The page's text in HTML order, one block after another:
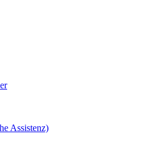
Assistenz)